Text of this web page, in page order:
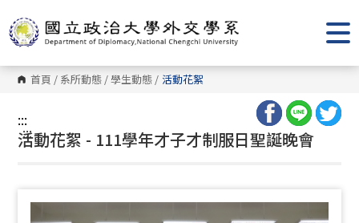
到
主
要
內
容
區 首頁 / 系所動態 /學生動態 / 活動花絮
:::
:::
活動花絮 - 111學年才子才制服日聖誕晚會